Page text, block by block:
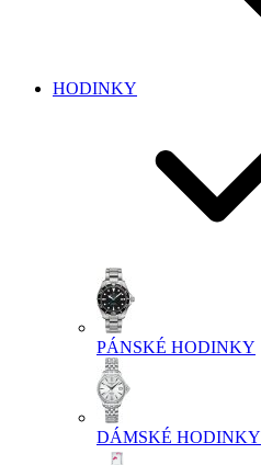
HODINKY
PÁNSKÉ HODINKY
DÁMSKÉ HODINKY